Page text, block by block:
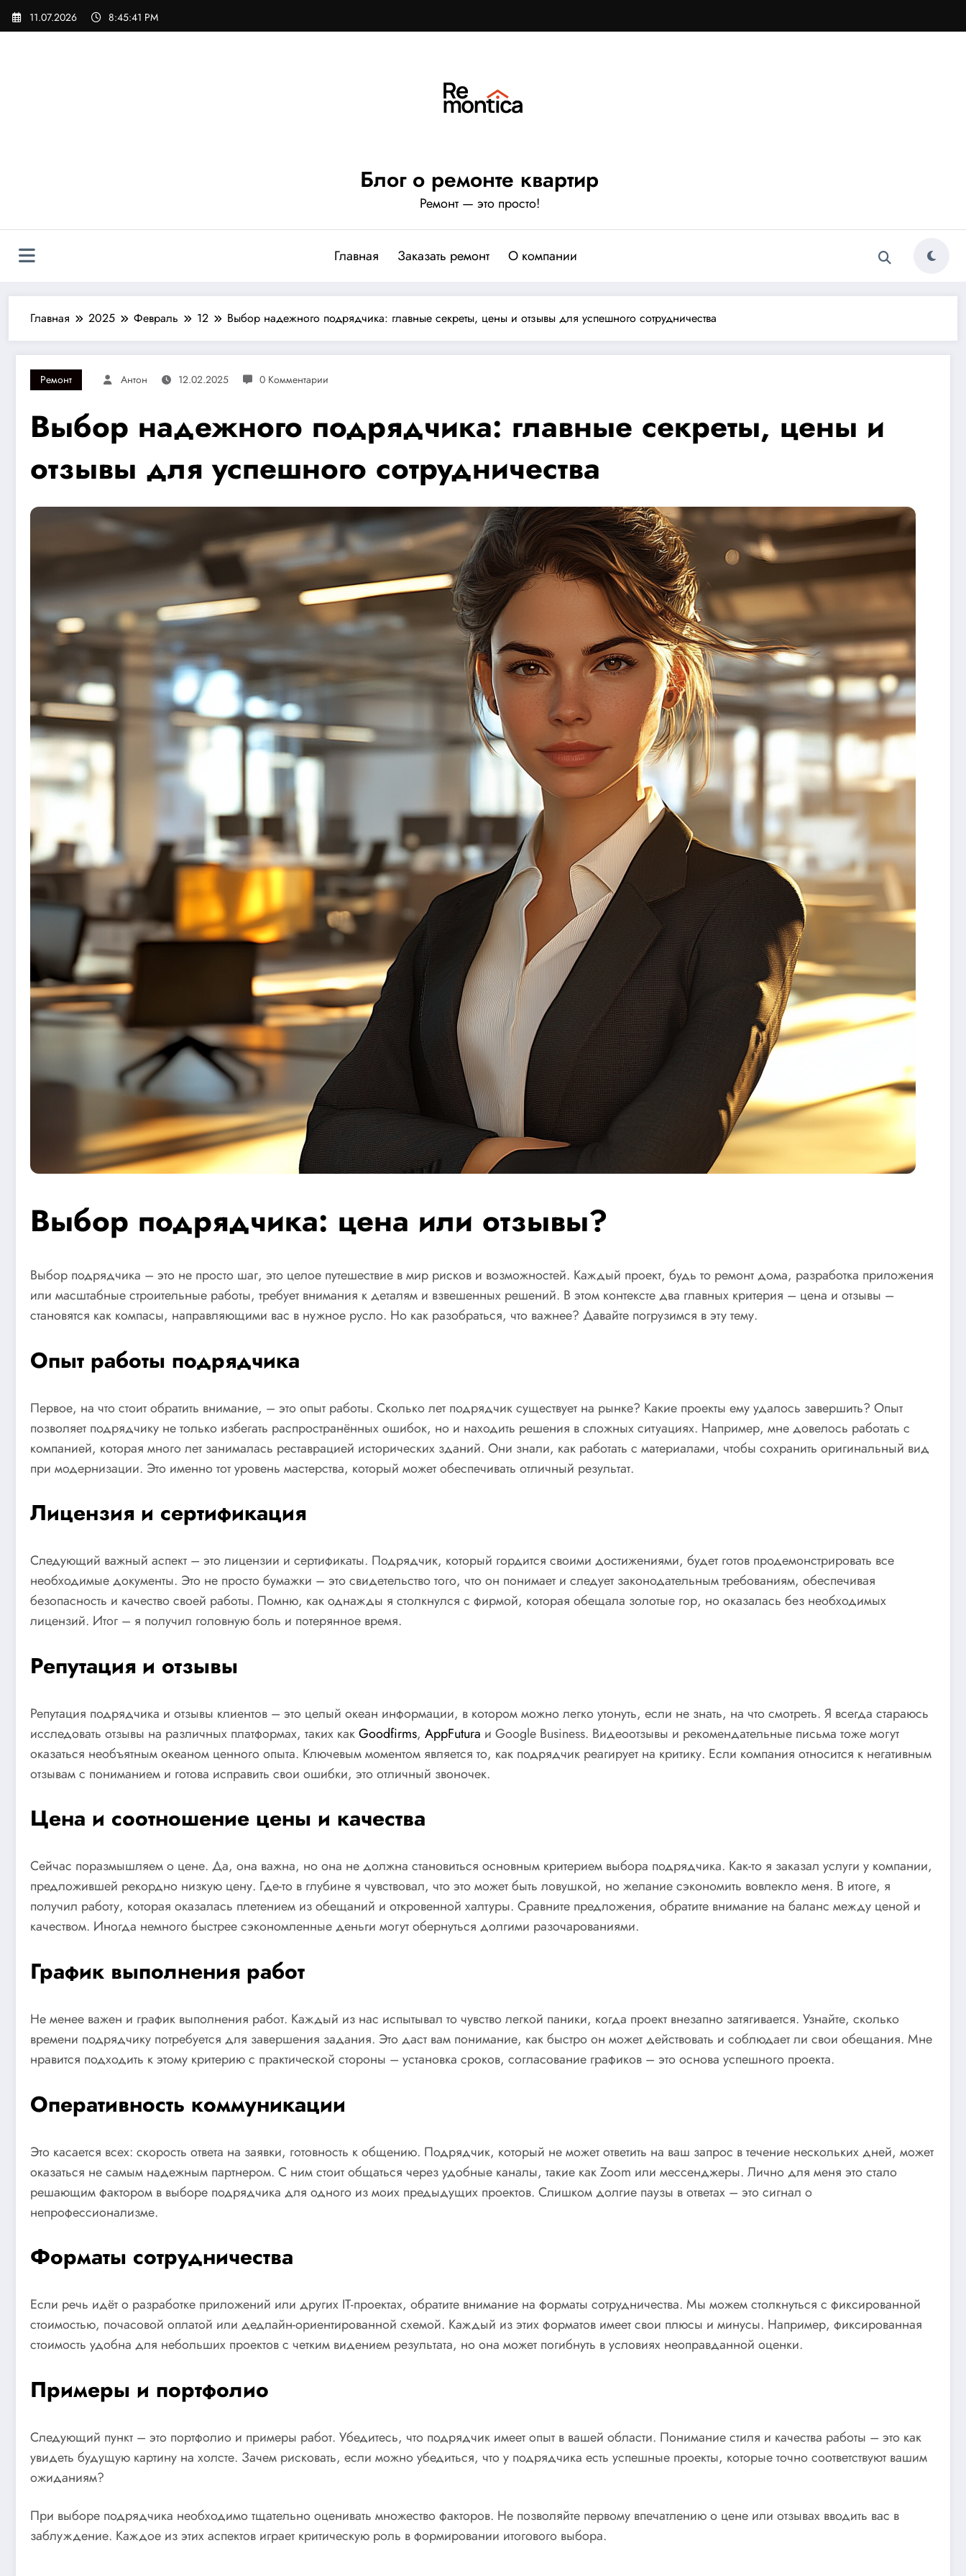
Перейти
11.07.2026 8:45:42 PM
Блог о ремонте квартир
Ремонт — это просто!
Главная Заказать ремонт О компании
Главная 2025 Февраль 12 Выбор надежного подрядчика: главные секреты, цены и отзывы для успешного сотрудничества
Ремонт Антон 12.02.2025 0 Комментарии
Выбор надежного подрядчика: главные секреты, цены и
отзывы для успешного сотрудничества
Выбор подрядчика: цена или отзывы?
Выбор подрядчика – это не просто шаг, это целое путешествие в мир рисков и возможностей. Каждый проект, будь то ремонт дома, разработка приложения
или масштабные строительные работы, требует внимания к деталям и взвешенных решений. В этом контексте два главных критерия – цена и отзывы –
становятся как компасы, направляющими вас в нужное русло. Но как разобраться, что важнее? Давайте погрузимся в эту тему.
Опыт работы подрядчика
Первое, на что стоит обратить внимание, – это опыт работы. Сколько лет подрядчик существует на рынке? Какие проекты ему удалось завершить? Опыт
позволяет подрядчику не только избегать распространённых ошибок, но и находить решения в сложных ситуациях. Например, мне довелось работать с
компанией, которая много лет занималась реставрацией исторических зданий. Они знали, как работать с материалами, чтобы сохранить оригинальный вид
при модернизации. Это именно тот уровень мастерства, который может обеспечивать отличный результат.
Лицензия и сертификация
Следующий важный аспект – это лицензии и сертификаты. Подрядчик, который гордится своими достижениями, будет готов продемонстрировать все
необходимые документы. Это не просто бумажки – это свидетельство того, что он понимает и следует законодательным требованиям, обеспечивая
безопасность и качество своей работы. Помню, как однажды я столкнулся с фирмой, которая обещала золотые гор, но оказалась без необходимых
лицензий. Итог – я получил головную боль и потерянное время.
Репутация и отзывы
Репутация подрядчика и отзывы клиентов – это целый океан информации, в котором можно легко утонуть, если не знать, на что смотреть. Я всегда стараюсь
исследовать отзывы на различных платформах, таких какGoodfirms, AppFutura и Google Business. Видеоотзывы и рекомендательные письма тоже могут
оказаться необъятным океаном ценного опыта. Ключевым моментом является то, как подрядчик реагирует на критику. Если компания относится к негативным
отзывам с пониманием и готова исправить свои ошибки, это отличный звоночек.
Цена и соотношение цены и качества
Сейчас поразмышляем о цене. Да, она важна, но она не должна становиться основным критерием выбора подрядчика. Как-то я заказал услуги у компании,
предложившей рекордно низкую цену. Где-то в глубине я чувствовал, что это может быть ловушкой, но желание сэкономить вовлекло меня. В итоге, я
получил работу, которая оказалась плетением из обещаний и откровенной халтуры. Сравните предложения, обратите внимание на баланс между ценой и
качеством. Иногда немного быстрее сэкономленные деньги могут обернуться долгими разочарованиями.
График выполнения работ
Не менее важен и график выполнения работ. Каждый из нас испытывал то чувство легкой паники, когда проект внезапно затягивается. Узнайте, сколько
времени подрядчику потребуется для завершения задания. Это даст вам понимание, как быстро он может действовать и соблюдает ли свои обещания. Мне
нравится подходить к этому критерию с практической стороны – установка сроков, согласование графиков – это основа успешного проекта.
Оперативность коммуникации
Это касается всех: скорость ответа на заявки, готовность к общению. Подрядчик, который не может ответить на ваш запрос в течение нескольких дней, может
оказаться не самым надежным партнером. С ним стоит общаться через удобные каналы, такие как Zoom или мессенджеры. Лично для меня это стало
решающим фактором в выборе подрядчика для одного из моих предыдущих проектов. Слишком долгие паузы в ответах – это сигнал о
непрофессионализме.
Форматы сотрудничества
Если речь идёт о разработке приложений или других IT-проектах, обратите внимание на форматы сотрудничества. Мы можем столкнуться с фиксированной
стоимостью, почасовой оплатой или дедлайн-ориентированной схемой. Каждый из этих форматов имеет свои плюсы и минусы. Например, фиксированная
стоимость удобна для небольших проектов с четким видением результата, но она может погибнуть в условиях неоправданной оценки.
Примеры и портфолио
Следующий пункт – это портфолио и примеры работ. Убедитесь, что подрядчик имеет опыт в вашей области. Понимание стиля и качества работы – это как
увидеть будущую картину на холсте. Зачем рисковать, если можно убедиться, что у подрядчика есть успешные проекты, которые точно соответствуют вашим
ожиданиям?
При выборе подрядчика необходимо тщательно оценивать множество факторов. Не позволяйте первому впечатлению о цене или отзывах вводить вас в
заблуждение. Каждое из этих аспектов играет критическую роль в формировании итогового выбора.